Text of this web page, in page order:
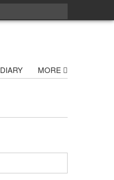
DIARY MORE